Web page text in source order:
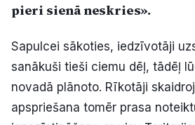
Facebook Instagram
E-avīze Abonē
pieri sienā neskries».
Sapulcei sākoties, iedzīvotāji
sanākuši tieši ciemu dēļ, tādēļ
novadā plānoto. Rīkotāji
apspriešana tomēr prasa